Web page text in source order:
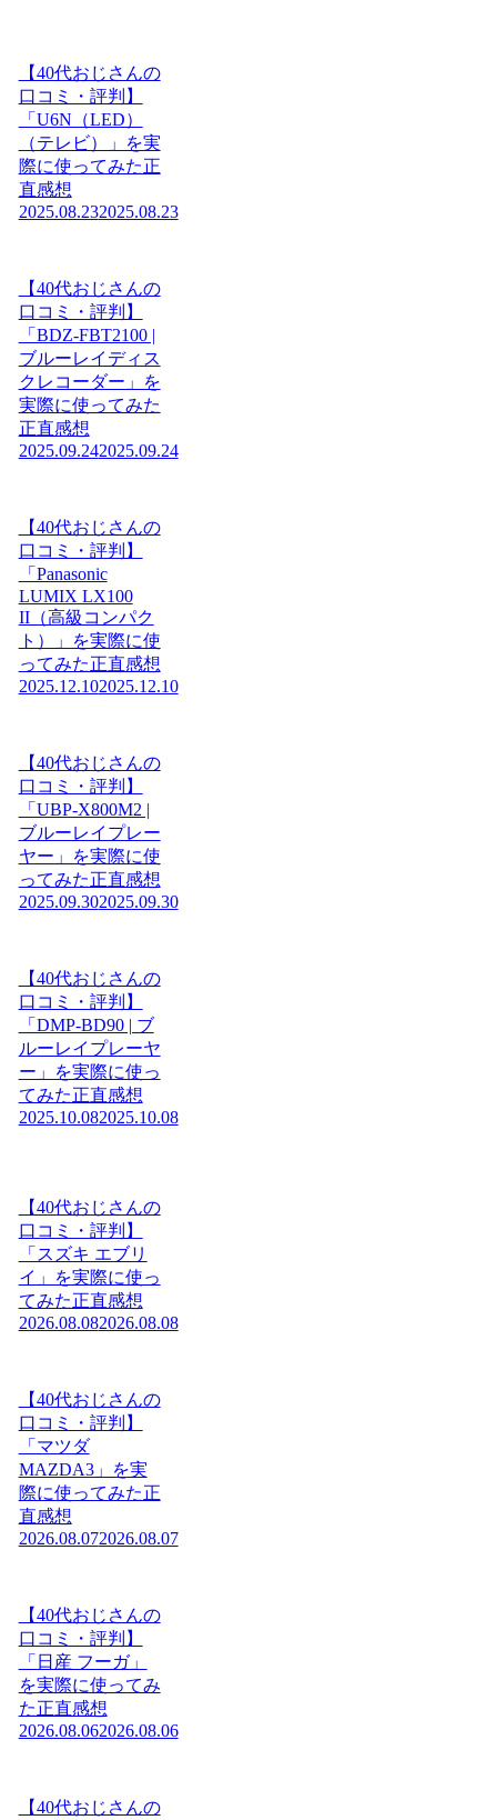
【40代おじさんの
口コミ・評判】
「U6N（LED）
（テレビ）」を実
際に使ってみた正
直感想
2025.08.232025.08.23
【40代おじさんの
口コミ・評判】
「BDZ-FBT2100 |
ブルーレイディス
クレコーダー」を
実際に使ってみた
正直感想
2025.09.242025.09.24
【40代おじさんの
口コミ・評判】
「Panasonic
LUMIX LX100
II（高級コンパク
ト）」を実際に使
ってみた正直感想
2025.12.102025.12.10
【40代おじさんの
口コミ・評判】
「UBP-X800M2 |
ブルーレイプレー
ヤー」を実際に使
ってみた正直感想
2025.09.302025.09.30
【40代おじさんの
口コミ・評判】
「DMP-BD90 | ブ
ルーレイプレーヤ
ー」を実際に使っ
てみた正直感想
2025.10.082025.10.08
【40代おじさんの
口コミ・評判】
「スズキ エブリ
イ」を実際に使っ
てみた正直感想
2026.08.082026.08.08
【40代おじさんの
口コミ・評判】
「マツダ
MAZDA3」を実
際に使ってみた正
直感想
2026.08.072026.08.07
【40代おじさんの
口コミ・評判】
「日産 フーガ」
を実際に使ってみ
た正直感想
2026.08.062026.08.06
【40代おじさんの